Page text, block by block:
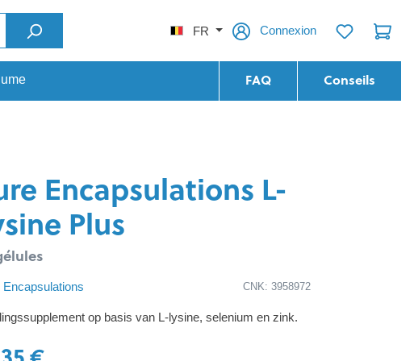
FR Connexion
FAQ Conseils
Encapsulations L-
Plus
Encapsulations CNK: 3958972
op basis van L-lysine, selenium en zink.